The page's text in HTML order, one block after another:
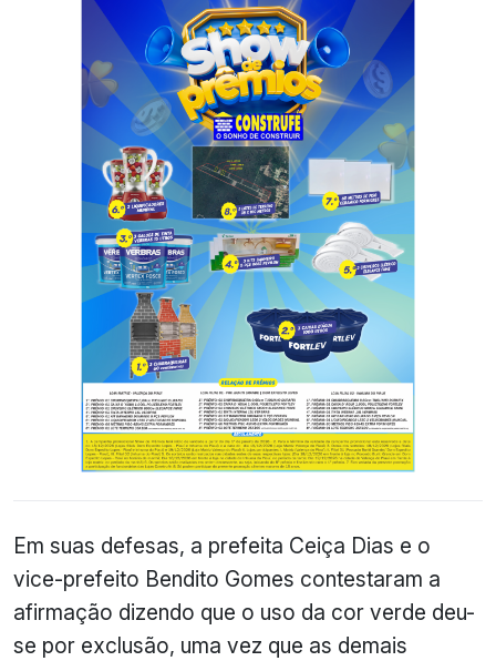
Em suas defesas, a prefeita Ceiça Dias e o
vice-prefeito Bendito Gomes contestaram a
afirmação dizendo que o uso da cor verde deu-
se por exclusão, uma vez que as demais